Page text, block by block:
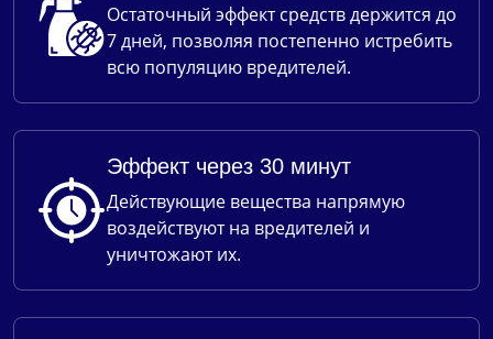
Остаточный эффект средств держится до
7 дней, позволяя постепенно истребить
всю популяцию вредителей.
Эффект через 30 минут
Действующие вещества напрямую
воздействуют на вредителей и
уничтожают их.